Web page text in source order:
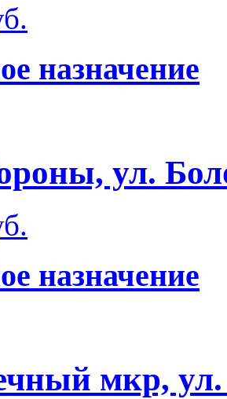
назначение
ул.
назначение
мкр,